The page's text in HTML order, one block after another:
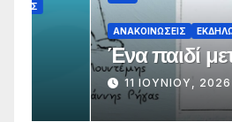
ΑΝΑΚΟΙΝΏΣΕΙΣ ΕΚΔΗΛΏΣΕΙΣ/
Ένα παιδί μετράει
11 ΙΟΥΝΊΟΥ, 2026